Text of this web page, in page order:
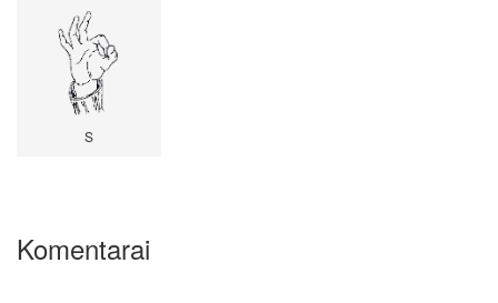
S
Komentarai